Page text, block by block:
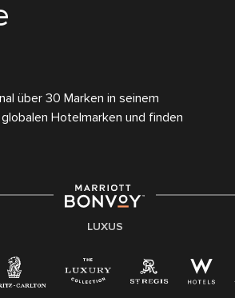
über 30 Marken in seinem
Hotelmarken und finden
LUXUS